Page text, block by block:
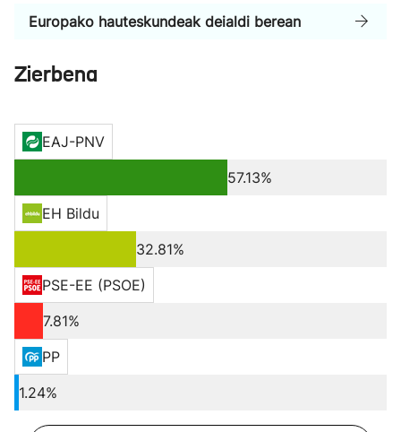
Europako hauteskundeak deialdi berean
Zierbena
EAJ-PNV
57.13%
EH Bildu
32.81%
PSE-EE (PSOE)
7.81%
PP
1.24%